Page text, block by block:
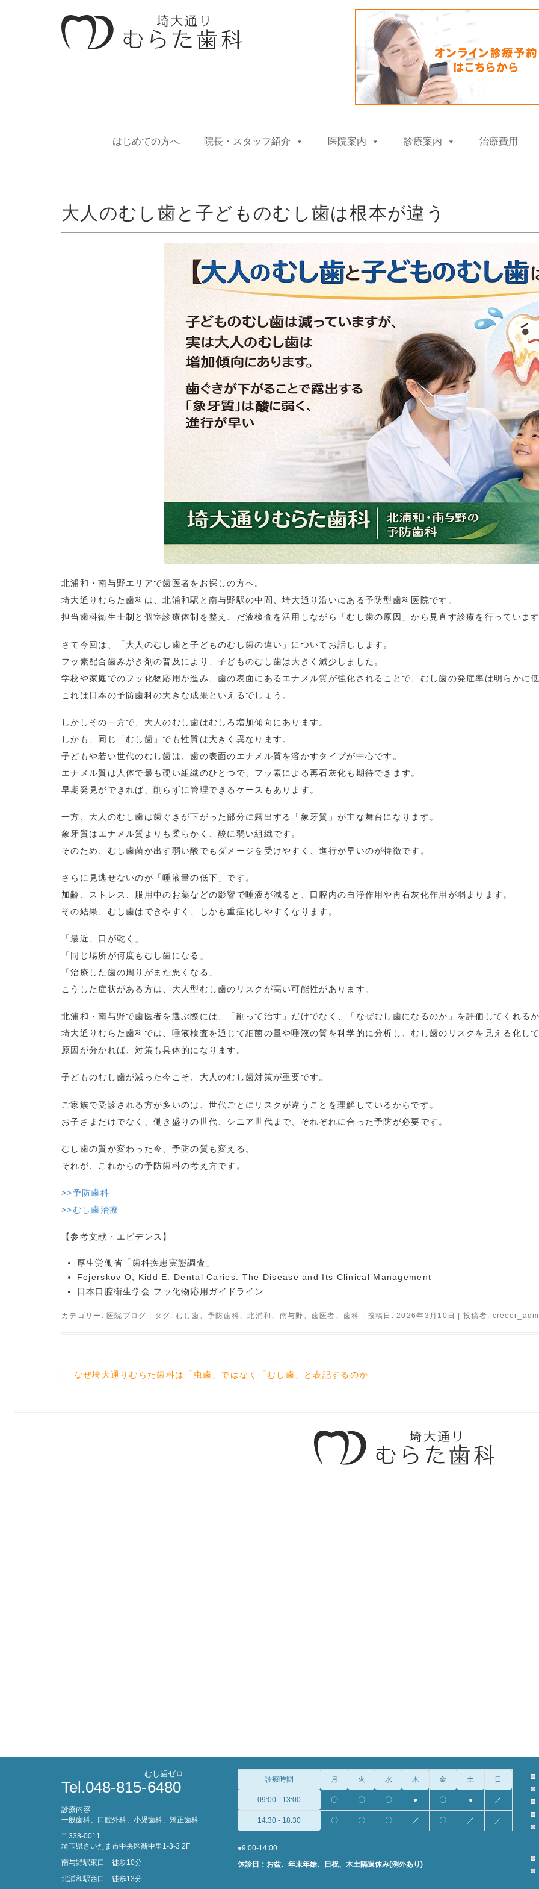
ン
キ
はじめての方へ 院長・スタッフ紹介 医院案内 診療案内 治療費用
大人のむし歯と子どものむし歯は根本が違う
北浦和・南与野エリアで歯医者をお探しの方へ。
埼大通りむらた歯科は、北浦和駅と南与野駅の中間、埼大通り沿いにある予防型歯科医院です。
担当歯科衛生士制と個室診療体制を整え、だ液検査を活用しながら「むし歯の原因」から見直す診療を行っています
さて今回は、「大人のむし歯と子どものむし歯の違い」についてお話しします。
フッ素配合歯みがき剤の普及により、子どものむし歯は大きく減少しました。
学校や家庭でのフッ化物応用が進み、歯の表面にあるエナメル質が強化されることで、むし歯の発症率は明らかに低
これは日本の予防歯科の大きな成果といえるでしょう。
しかしその一方で、大人のむし歯はむしろ増加傾向にあります。
しかも、同じ「むし歯」でも性質は大きく異なります。
子どもや若い世代のむし歯は、歯の表面のエナメル質を溶かすタイプが中心です。
エナメル質は人体で最も硬い組織のひとつで、フッ素による再石灰化も期待できます。
早期発見ができれば、削らずに管理できるケースもあります。
一方、大人のむし歯は歯ぐきが下がった部分に露出する「象牙質」が主な舞台になります。
象牙質はエナメル質よりも柔らかく、酸に弱い組織です。
そのため、むし歯菌が出す弱い酸でもダメージを受けやすく、進行が早いのが特徴です。
さらに見逃せないのが「唾液量の低下」です。
加齢、ストレス、服用中のお薬などの影響で唾液が減ると、口腔内の自浄作用や再石灰化作用が弱まります。
その結果、むし歯はできやすく、しかも重症化しやすくなります。
「最近、口が乾く」
「同じ場所が何度もむし歯になる」
「治療した歯の周りがまた悪くなる」
こうした症状がある方は、大人型むし歯のリスクが高い可能性があります。
北浦和・南与野で歯医者を選ぶ際には、「削って治す」だけでなく、「なぜむし歯になるのか」を評価してくれる
埼大通りむらた歯科では、唾液検査を通じて細菌の量や唾液の質を科学的に分析し、むし歯のリスクを見える化して
原因が分かれば、対策も具体的になります。
子どものむし歯が減った今こそ、大人のむし歯対策が重要です。
ご家族で受診される方が多いのは、世代ごとにリスクが違うことを理解しているからです。
お子さまだけでなく、働き盛りの世代、シニア世代まで、それぞれに合った予防が必要です。
むし歯の質が変わった今、予防の質も変える。
それが、これからの予防歯科の考え方です。
>>予防歯科
>>むし歯治療
【参考文献・エビデンス】
厚生労働省「歯科疾患実態調査」
Fejerskov O, Kidd E. Dental Caries: The Disease and Its Clinical Management
日本口腔衛生学会 フッ化物応用ガイドライン
カテゴリー: 医院ブログ | タグ: むし歯 、 予防歯科、北浦和 、 南与野 、 歯医者 、歯科 | 投稿日:2026年3月10日 |投稿者:
← なぜ埼大通りむらた歯科は「虫歯」ではなく「むし歯」と表記するのか
Tel.048-815-6480
むし歯ゼロ
診療内容
一般歯科、口腔外科、小児歯科、矯正歯科
〒338-0011
埼玉県さいたま市中央区新中里1-3-3 2F
南与野駅東口 徒歩10分
北浦和駅西口 徒歩13分
診療時間 月 火 水 木 金 土 日
09:00 - 13:00 〇 〇 〇 ● 〇 ● ／
14:30 - 18:30 〇 〇 〇 ／ 〇 ／ ／
●9:00-14:00
休診日：お盆、年末年始、日祝、木土隔週休み(例外あり)